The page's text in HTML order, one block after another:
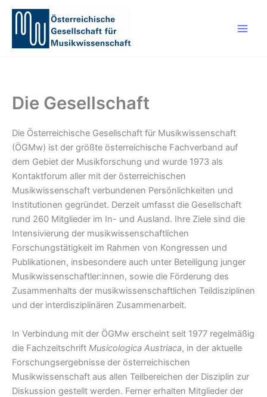
Skip
content
Die Gesellschaft
Die Österreichische Gesellschaft für Musikwissenschaft
(ÖGMw) ist der größte österreichische Fachverband auf
dem Gebiet der Musikforschung und wurde 1973 als
Kontaktforum aller mit der österreichischen
Musikwissenschaft verbundenen Persönlichkeiten und
Institutionen gegründet. Derzeit umfasst die Gesellschaft
rund 260 Mitglieder im In- und Ausland. Ihre Ziele sind die
Intensivierung der musikwissenschaftlichen
Forschungstätigkeit im Rahmen von Kongressen und
Publikationen, insbesondere auch unter Beteiligung junger
Musikwissenschaftler:innen, sowie die Förderung des
Zusammenhalts der musikwissenschaftlichen Teildisziplinen
und der interdisziplinären Zusammenarbeit.
In Verbindung mit der ÖGMw erscheint seit 1977 regelmäßig
die Fachzeitschrift Musicologica Austriaca, in der aktuelle
Forschungsergebnisse der österreichischen
Musikwissenschaft aus allen Teilbereichen der Disziplin zur
Diskussion gestellt werden. Ferner erhalten Mitglieder der